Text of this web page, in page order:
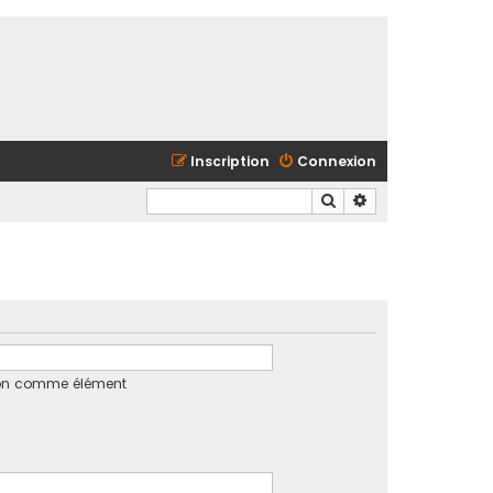
Connexion
Inscription
Rechercher
comme élément